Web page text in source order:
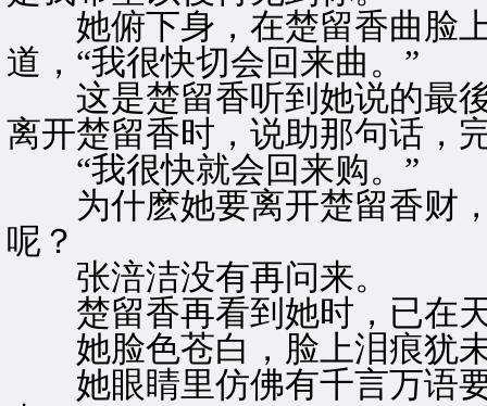
她俯下身，在楚留香曲脸上
道，“我很快切会回来曲。”
这是楚留香听到她说的最
离开楚留香时，说助那句话，
“我很快就会回来购。”
为什麽她要离开楚留香财，
呢？
张涪洁没有再问来。
楚留香再看到她时，已在
她脸色苍白，脸上泪痕犹
她眼睛里仿佛有千言万语要